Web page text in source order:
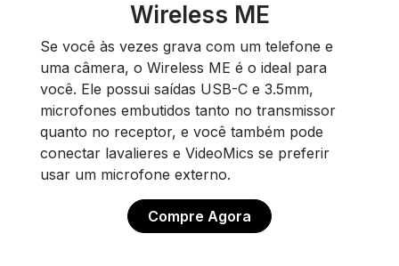
Wireless ME
Se você às vezes grava com um telefone e
uma câmera, o Wireless ME é o ideal para
você. Ele possui saídas USB-C e 3.5mm,
microfones embutidos tanto no transmissor
quanto no receptor, e você também pode
conectar lavalieres e VideoMics se preferir
usar um microfone externo.
Compre Agora